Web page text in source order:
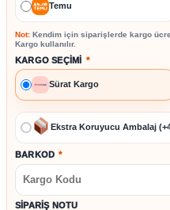
Temu
Not: Kendim için siparişlerde kargo
Kargo kullanılır.
KARGO SEÇIMI *
Sürat Kargo
Ekstra Koruyucu Ambalaj
BARKOD *
SIPARIŞ NOTU